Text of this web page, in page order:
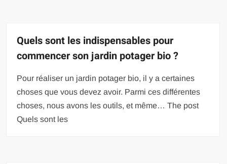
Quels sont les indispensables pour
commencer son jardin potager bio ?
Pour réaliser un jardin potager bio, il y a certaines
choses que vous devez avoir. Parmi ces différentes
choses, nous avons les outils, et même… The post
Quels sont les